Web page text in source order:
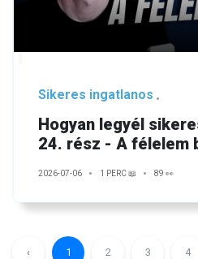
Sikeres ingatlanos
Hogyan legyél
24. rész - A félelem
2026-07-06 1 PERC 📖 89 👀
‹ 1 2 3 4